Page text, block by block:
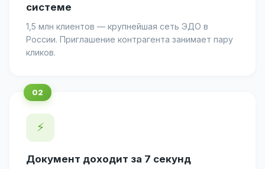
системе
1,5 млн клиентов — крупнейшая сеть ЭДО в
России. Приглашение контрагента занимает пару
кликов.
⚡
Документ доходит за 7 секунд